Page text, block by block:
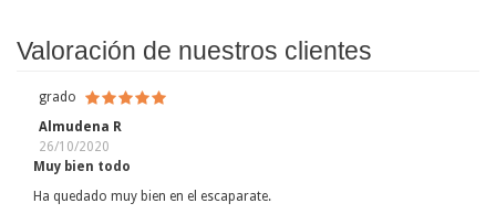
Valoración de nuestros clientes
grado
Almudena R
26/10/2020
Muy bien todo
Ha quedado muy bien en el escaparate.